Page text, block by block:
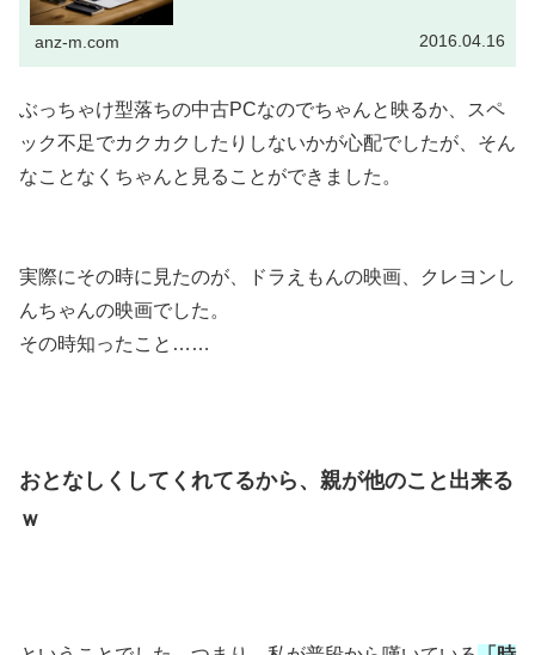
anz-m.com 2016.04.16
ぶっちゃけ型落ちの中古PCなのでちゃんと映るか、スペ
ック不足でカクカクしたりしないかが心配でしたが、そん
なことなくちゃんと見ることができました。
実際にその時に見たのが、ドラえもんの映画、クレヨンし
んちゃんの映画でした。
その時知ったこと……
おとなしくしてくれてるから、親が他のこと出来る
ｗ